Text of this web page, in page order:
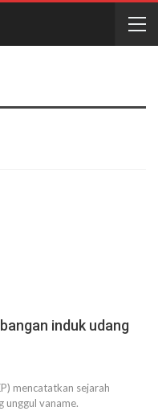
induk udang
mencatatkan sejarah
unggul vaname.